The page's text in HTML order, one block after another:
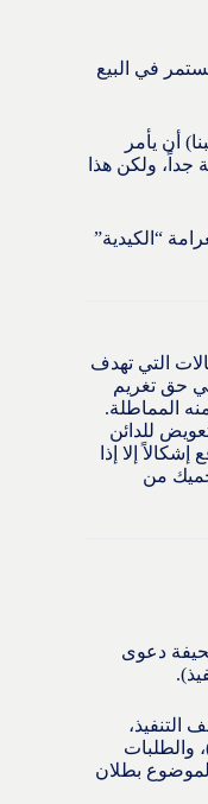
يستمر في البيع
أن يأمر
جداً، ولكن هذا
“الكيدية”
التي تهدف
حق تغريم
المماطلة.
للدائن
إشكالاً إلا إذا
من
دعوى
والطلبات
بطلان